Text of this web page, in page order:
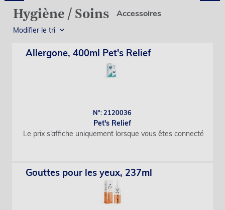
Hygiène / Soins Accessoires
Modifier le tri
Allergone, 400ml Pet's Relief
N°: 2120036
Pet's Relief
Le prix s’affiche uniquement lorsque vous êtes connecté
Gouttes pour les yeux, 237ml